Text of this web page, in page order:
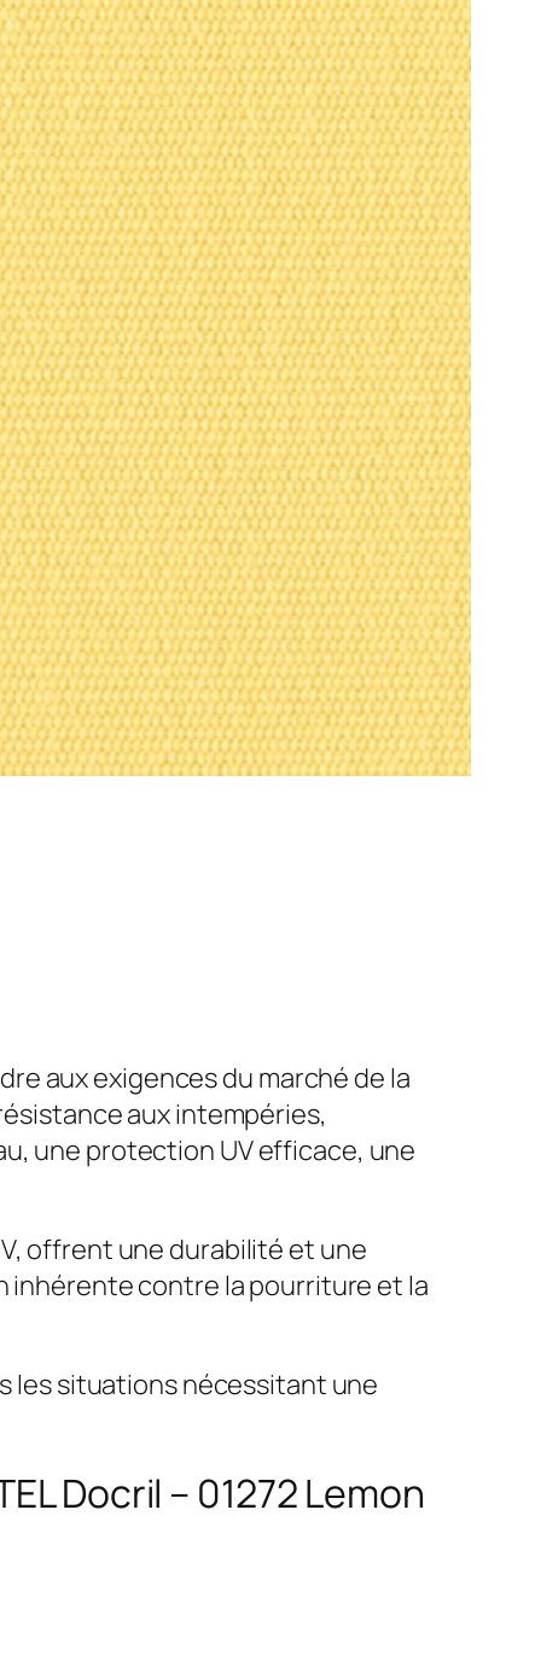
aux exigences du marché de la
aux intempéries,
une protection UV efficace, une
offrent une durabilité et une
inhérente contre la pourriture et la
les situations nécessitant une
Docril – 01272 Lemon